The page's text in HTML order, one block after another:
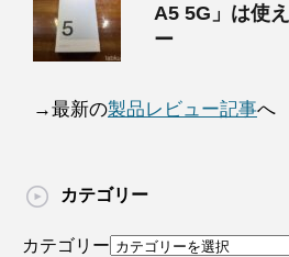
A5 5G」は使
ー
→最新の製品レビュー記事へ
カテゴリー
カテゴリー